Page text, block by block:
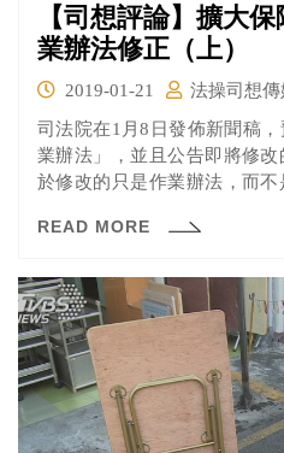
【司想評論】擴大
業辦法修正（上）
2019-01-21
法操司想傳
司法院在1月8日發佈新聞稿
業辦法」，並且公告即將修
於修改的只是作業辦法，而不
READ MORE